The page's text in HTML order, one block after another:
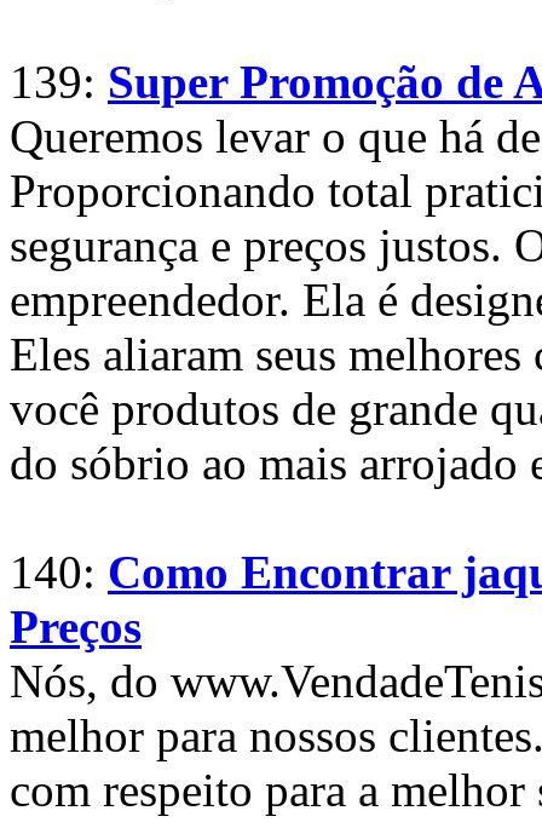
139: Super Promoção de
Queremos levar o que há
Proporcionando total
segurança e preços justos.
empreendedor. Ela é
Eles aliaram seus
você produtos de grande
do sóbrio ao mais arrojado
140: Como Encontrar
Preços
Nós, do
melhor para nossos
com respeito para a